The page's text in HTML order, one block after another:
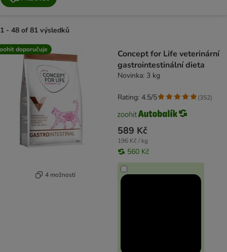
1 - 48 of 81 výsledků
product items have been changed
doporučuje
4 možností
Concept for Life veterinární
gastrointestinální dieta
Novinka: 3 kg
589 Kč
196 Kč / kg
560 Kč
Rating: 4.5/5 (352)